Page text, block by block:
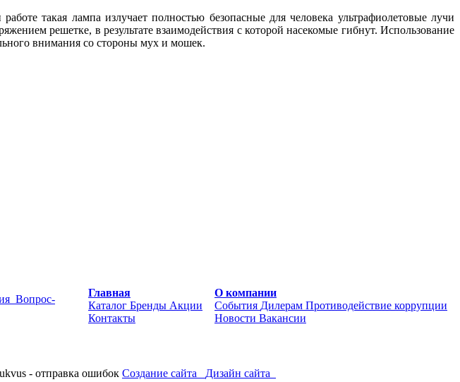
такая лампа излучает полностью безопасные для человека ультрафиолетовые лучи
решетке, в результате взаимодействия с которой насекомые гибнут. Использование
внимания со стороны мух и мошек.
Вопрос-
Главная
Каталог Бренды Акции
Контакты
О компании
События Дилерам Противодействие коррупции
Новости Вакансии
Создание сайта Дизайн сайта